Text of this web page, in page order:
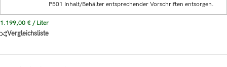
P501 Inhalt/Behälter entsprechender Vorschriften entsorgen.
1.199,00 € / Liter
Vergleichsliste